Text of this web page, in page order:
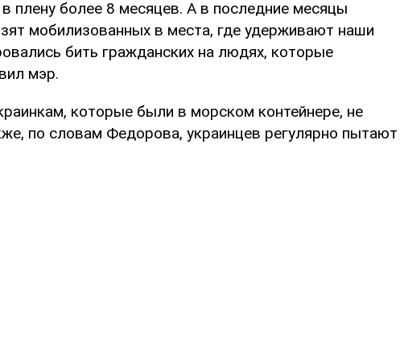
плену более 8 месяцев. А в последние месяцы
мобилизованных в места, где удерживают наши
бить гражданских на людях, которые
мэр.
которые были в морском контейнере, не
по словам Федорова, украинцев регулярно пытают